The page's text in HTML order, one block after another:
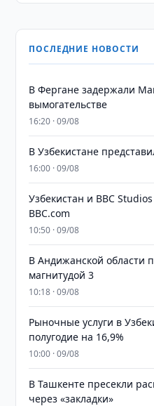
ПОСЛЕДНИЕ НОВОСТИ
В Фергане задержали
вымогательстве
16:20 · 09/08
В Узбекистане
16:00 · 09/08
Узбекистан и BBC
BBC.com
10:50 · 09/08
В Андижанской области
магнитудой 3
10:18 · 09/08
Рыночные услуги в
полугодие на 16,9%
10:00 · 09/08
В Ташкенте пресекли
через «закладки»